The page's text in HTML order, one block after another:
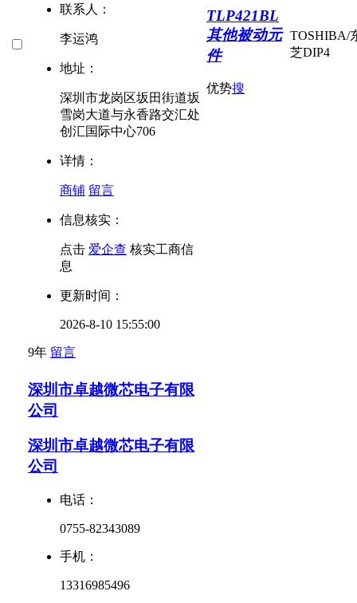
联系人：
李运鸿
地址：
深圳市龙岗区坂田街道坂
雪岗大道与永香路交汇处
创汇国际中心706
详情：
商铺 留言
信息核实：
点击 爱企查 核实工商信
息
更新时间：
2026-8-10 15:55:00
9年 留言
TLP421BL
其他被动元
件
优势搜
TOSHIBA/
芝DIP4
深圳市卓越微芯电子有限
公司
深圳市卓越微芯电子有限
公司
电话：
0755-82343089
手机：
13316985496